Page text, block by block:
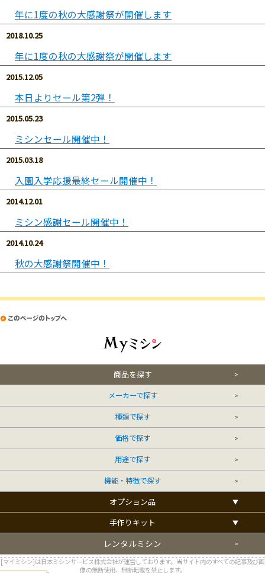
年に1度の秋の大感謝祭が開催します
2018.10.25
年に1度の秋の大感謝祭が開催します
2015.12.05
本日よりセール第2弾！
2015.05.23
ミシンセール開催中！
2015.03.18
入園入学応援最終セール開催中！
2014.12.01
ミシン感謝セール開催中！
2014.10.24
秋の大感謝祭開催中！
商品を探す
メーカーで探す
種類で探す
価格で探す
用途で探す
機能・特徴で探す
オプション品
手作りキット
レンタルミシン
[マイミシン]は日本ミシンサービス株式会社が運営しております。当サイト内のすべての記事及び画
像の無断使用、無断転載を禁止します。